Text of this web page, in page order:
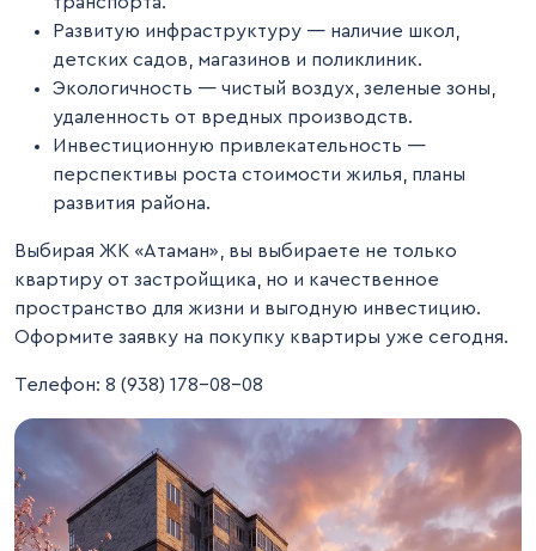
Развитую инфраструктуру — наличие школ,
детских садов, магазинов и поликлиник.
Экологичность — чистый воздух, зеленые зоны,
удаленность от вредных производств.
Инвестиционную привлекательность —
перспективы роста стоимости жилья, планы
развития района.
Выбирая ЖК «Атаман», вы выбираете не только
квартиру от застройщика, но и качественное
пространство для жизни и выгодную инвестицию.
Оформите заявку на покупку квартиры уже сегодня.
Телефон: 8 (938) 178-08-08